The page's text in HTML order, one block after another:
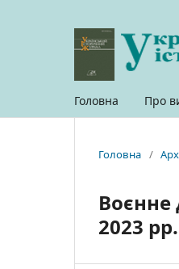
Головна Про
Головна /
Воєнне
2023 рр.